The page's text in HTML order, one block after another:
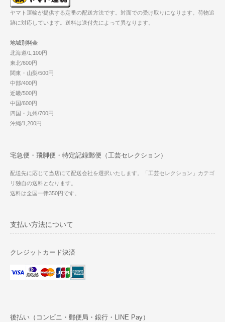
ヤマト運輸が提供する定番の配送方法です。対面での受け取りになります。荷物追
跡に対応しています。送料は送付先によって異なります。
地域別料金
北海道/1,100円
東北/600円
関東・山梨/500円
中部/400円
近畿/500円
中国/600円
四国・九州/700円
沖縄/1,200円
宅急便・飛脚便・特定記録郵便（工芸セレクション）
配送先に応じて当店にて配送会社を選択いたします。「工芸セレクション」カテゴ
リ独自の送料となります。
送料は全国一律350円です。
支払い方法について
クレジットカード決済
後払い（コンビニ・郵便局・銀行・LINE Pay）